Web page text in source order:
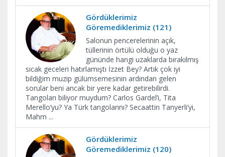
Gördüklerimiz
Göremediklerimiz (121)
Salonun pencerelerinin açık,
tüllerinin örtülü olduğu o yaz
gününde hangi uzaklarda bırakılmış
sıcak geceleri hatırlamıştı İzzet Bey? Artık çok iyi
bildiğim muzip gülümsemesinin ardından gelen
sorular beni ancak bir yere kadar getirebilirdi.
Tangoları biliyor muydum? Carlos Gardel’i, Tita
Merello’yu? Ya Türk tangolarını? Secaattin Tanyerli’yi,
Mahm ...
Gördüklerimiz
Göremediklerimiz (120)